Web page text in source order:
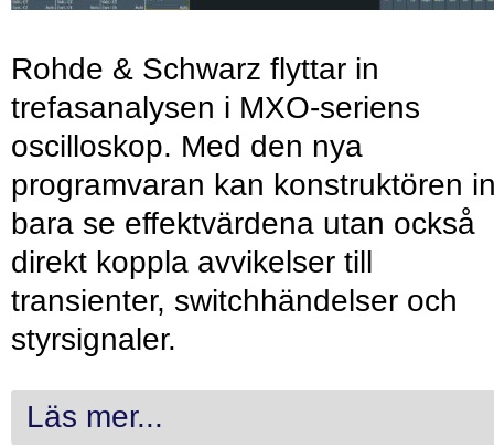
Rohde & Schwarz flyttar in
trefasanalysen i MXO-seriens
oscilloskop. Med den nya
programvaran kan konstruktören
bara se effektvärdena utan också
direkt koppla avvikelser till
transienter, switchhändelser och
styrsignaler.
Läs mer...